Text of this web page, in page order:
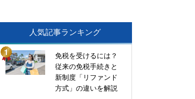
人気記事ランキング
免税を受けるには？
従来の免税手続きと
新制度「リファンド
方式」の違いを解説